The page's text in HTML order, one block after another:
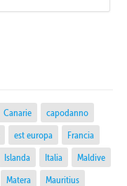
Canarie
capodanno
est europa
Francia
Islanda Italia
Maldive
Matera
Mauritius